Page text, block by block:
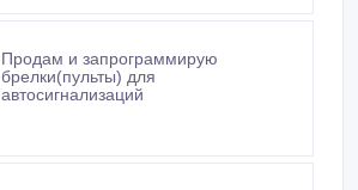
Продам и запрограммирую
брелки(пульты) для
автосигнализаций